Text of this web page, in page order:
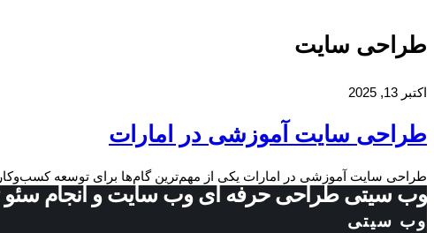
طراحی سایت
اکتبر 13, 2025
طراحی سایت آموزشی در امارات
طراحی سایت آموزشی در امارات یکی از مهم‌ترین گام‌ها برای توسعه
وب سیتی طراحی حرفه ای وب سایت و انجام سئو
وب سیتی